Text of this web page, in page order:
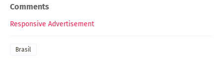
Comments
Responsive Advertisement
Brasil